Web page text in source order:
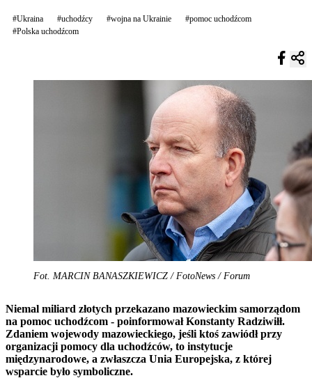
#Ukraina #uchodźcy #wojna na Ukrainie
#pomoc uchodźcom
#Polska uchodźcom
Fot. MARCIN BANASZKIEWICZ / FotoNews / Forum
Niemal miliard złotych przekazano mazowieckim samorządom
na pomoc uchodźcom - poinformował Konstanty Radziwiłł.
Zdaniem wojewody mazowieckiego, jeśli ktoś zawiódł przy
organizacji pomocy dla uchodźców, to instytucje
międzynarodowe, a zwłaszcza Unia Europejska, z której
wsparcie było symboliczne.